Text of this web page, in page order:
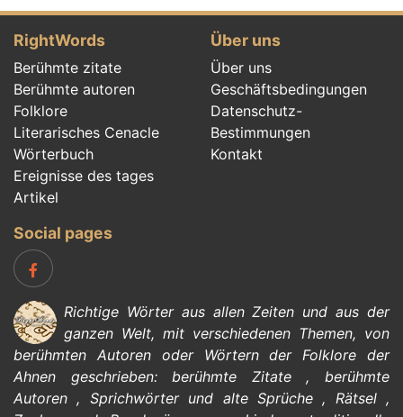
RightWords
Berühmte zitate
Berühmte autoren
Folklore
Literarisches Cenacle
Wörterbuch
Ereignisse des tages
Artikel
Über uns
Über uns
Geschäftsbedingungen
Datenschutz-
Bestimmungen
Kontakt
Social pages
Richtige Wörter aus allen Zeiten und aus der
ganzen Welt, mit verschiedenen Themen, von
berühmten Autorenoder Wörtern derFolklore der
Ahnen geschrieben:berühmte Zitate,berühmte
Autoren , Sprichwörter und alte Sprüche, Rätsel,